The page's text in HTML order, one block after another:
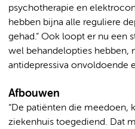
psychotherapie en
hebben bijna alle reguliere
gehad.” Ook loopt er nu een
wel behandelopties hebben,
antidepressiva onvoldoende
Afbouwen
“De patiënten die meedoen,
ziekenhuis toegediend. Dat